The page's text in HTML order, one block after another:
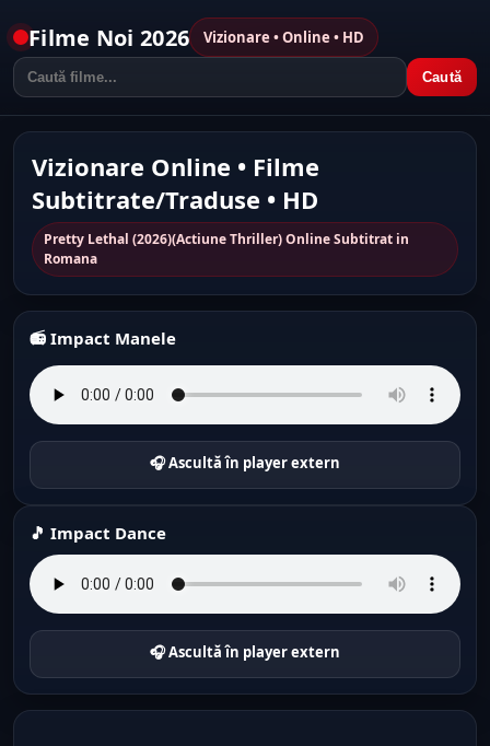
Filme Noi 2026 Vizionare • Online • HD
Caută
Vizionare Online • Filme
Subtitrate/Traduse • HD
Pretty Lethal (2026)(Actiune Thriller) Online Subtitrat in
Romana
📻 Impact Manele
🎧 Ascultă în player extern
🎵 Impact Dance
🎧 Ascultă în player extern